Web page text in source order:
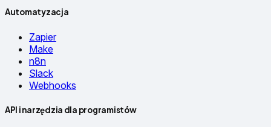
Automatyzacja
Zapier
Make
n8n
Slack
Webhooks
API i narzędzia dla programistów